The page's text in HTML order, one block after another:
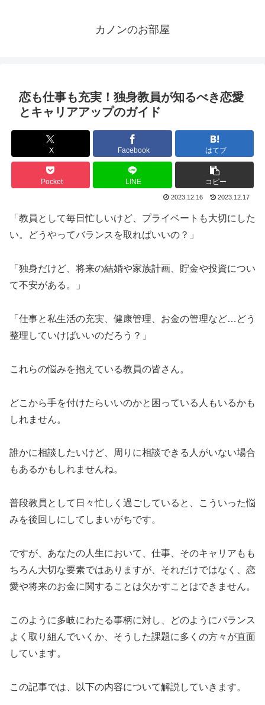
カノンのお部屋
恋も仕事も充実！独身教員が知るべき恋愛
とキャリアアップのガイド
X Facebook はてブ
Pocket LINE コピー
2023.12.16 2023.12.17
「教員として毎日忙しいけど、プライベートも大切にした
い。どうやってバランスを取ればいいの？」
「独身だけど、将来の結婚や家族計画、貯金や投資につい
て不安がある。」
「仕事と私生活の充実、健康管理、お金の管理など…どう
整理していけばいいのだろう？」
これらの悩みを抱えている教員の皆さん。
どこから手を付けたらいいのかと困っている人もいるかも
しれません。
誰かに相談したいけど、周りに相談できる人がいない場合
もあるかもしれませんね。
普段教員として日々忙しく過ごしていると、こういった悩
みを後回しにしてしまいがちです。
ですが、あなたの人生において、仕事、そのキャリアもも
ちろん大切な要素ではありますが、それだけではなく、恋
愛や将来のお金に関することは欠かすことはできません。
このように多岐にわたる事柄に対し、どのようにバランス
よく取り組んでいくか、そうした課題に多くの方々が直面
しています。
この記事では、以下の内容について解説していきます。